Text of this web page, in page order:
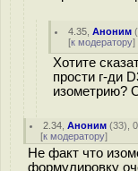
4.35 ,Аноним (
[к модератору]
Хотите
прости г-ди
изометрию?
2.34 ,Аноним (33),
[к модератору]
Не факт что
формулировку